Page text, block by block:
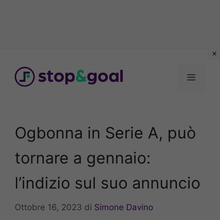
contenuto
Menu
Ogbonna in Serie A, può
tornare a gennaio:
l’indizio sul suo annuncio
Ottobre 16, 2023 di Simone Davino